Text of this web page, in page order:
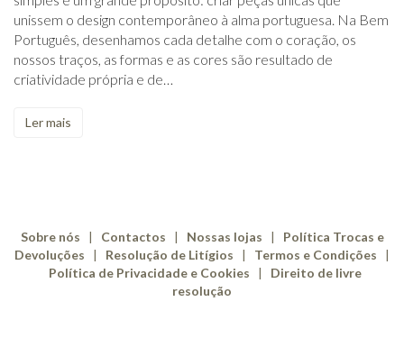
unissem o design contemporâneo à alma portuguesa. Na Bem
Português, desenhamos cada detalhe com o coração, os
nossos traços, as formas e as cores são resultado de
criatividade própria e de…
Ler mais
Sobre nós | Contactos | Nossas lojas | Política Trocas e
Devoluções | Resolução de Litígios | Termos e Condições |
Política de Privacidade e Cookies | Direito de livre
resolução